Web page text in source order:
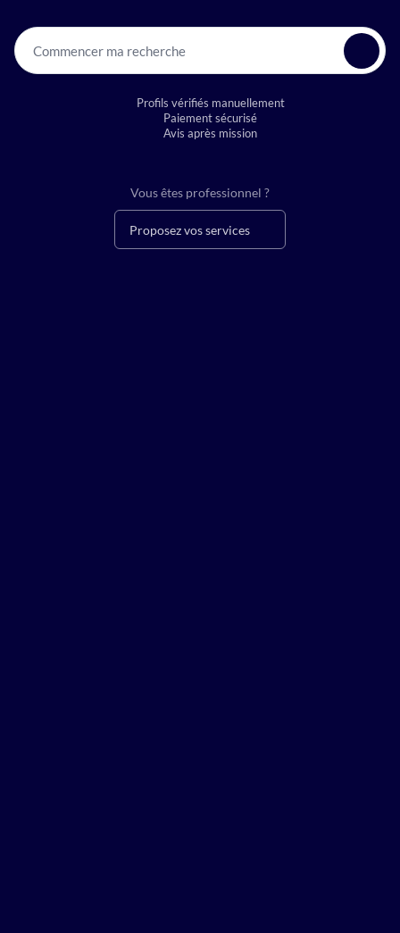
Commencer ma recherche
Profils vérifiés manuellement
Paiement sécurisé
Avis après mission
Vous êtes professionnel ?
Proposez vos services